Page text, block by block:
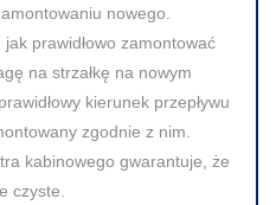
nowego.
prawidłowo zamontować
na strzałkę na nowym
kierunek przepływu
zgodnie z nim.
kabinowego gwarantuje, że
czyste.